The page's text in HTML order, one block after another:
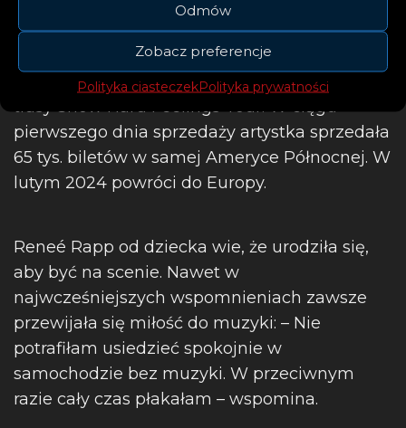
Odmów
Zobacz preferencje
Polityka ciasteczekPolityka prywatności
Niedawno Rapp dała pełen emocji występ w
ramach The Today Show’s Summer Concert
Series. Obecnie przygotowuje się do jesiennej
trasy Snow Hard Feelings Tour. W ciągu
pierwszego dnia sprzedaży artystka sprzedała
65 tys. biletów w samej Ameryce Północnej. W
lutym 2024 powróci do Europy.
Reneé Rapp od dziecka wie, że urodziła się,
aby być na scenie. Nawet w
najwcześniejszych wspomnieniach zawsze
przewijała się miłość do muzyki: – Nie
potrafiłam usiedzieć spokojnie w
samochodzie bez muzyki. W przeciwnym
razie cały czas płakałam – wspomina.